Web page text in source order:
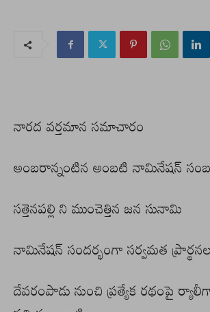
నారద వర్తమాన సమాచారం
అంబరాన్నంటిన అంబటి నామినేషన్
సత్తెనపల్లి ని ముంచెత్తిన జన సునామి
నామినేషన్ సందర్భంగా సర్వమత
దేవరంపాడు నుంచి ప్రత్యేక రథంపై